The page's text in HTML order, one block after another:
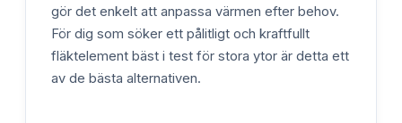
gör det enkelt att anpassa värmen efter behov.
För dig som söker ett pålitligt och kraftfullt
fläktelement bäst i test för stora ytor är detta ett
av de bästa alternativen.